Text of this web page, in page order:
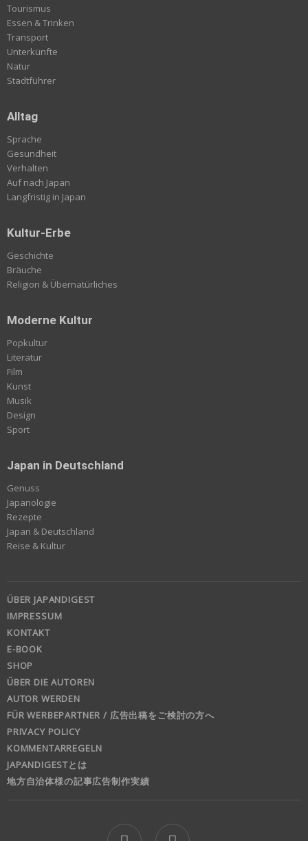
Tourismus
Essen & Trinken
Transport
Unterkünfte
Natur
Stadtführer
Alltag
Sprache
Gesundheit
Verhalten
Auf nach Japan
Langfristig in Japan
Kultur-Erbe
Geschichte
Bräuche
Religion & Übernatürliches
Moderne Kultur
Popkultur
Literatur
Film
Kunst
Musik
Design
Sport
Japan in Deutschland
Genuss
Japanologie
Rezepte
Japan & Deutschland
Reise & Kultur
ÜBER JAPANDIGEST
IMPRESSUM
KONTAKT
E-BOOK
SHOP
ÜBER DIE AUTOREN
AUTOR WERDEN
FÜR WERBEPARTNER / 広告出稿をご検討の方へ
PRIVACY POLICY
KOMMENTARREGELN
JAPANDIGESTとは
地方自治体様の記事広告制作実績